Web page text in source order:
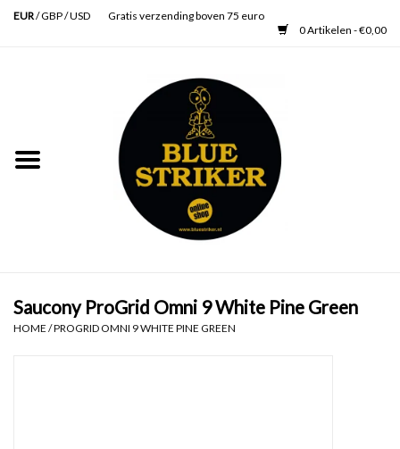
EUR/GBP/USD
Gratis verzending boven 75 euro
0 Artikelen - €0,00
Schoenen
Saucony ProGrid Omni 9 White Pine Green
HOME /PROGRID OMNI 9 WHITE PINE GREEN